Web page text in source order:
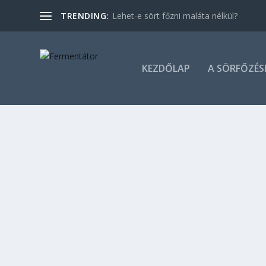
TRENDING: Lehet-e sört főzni maláta nélkül?
KEZDŐLAP A